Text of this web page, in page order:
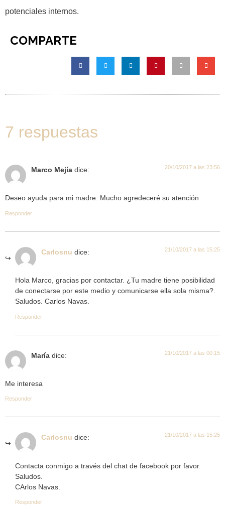
potenciales internos.
COMPARTE
7 respuestas
Marco Mejía dice: 20/10/2017 a las 23:56
Deseo ayuda para mi madre. Mucho agredeceré su atención
Responder
Carlosnu dice: 21/10/2017 a las 15:25
Hola Marco, gracias por contactar. ¿Tu madre tiene posibilidad
de conectarse por este medio y comunicarse ella sola misma?.
Saludos. Carlos Navas.
Responder
María dice: 21/10/2017 a las 00:15
Me interesa
Responder
Carlosnu dice: 21/10/2017 a las 15:25
Contacta conmigo a través del chat de facebook por favor.
Saludos.
CArlos Navas.
Responder